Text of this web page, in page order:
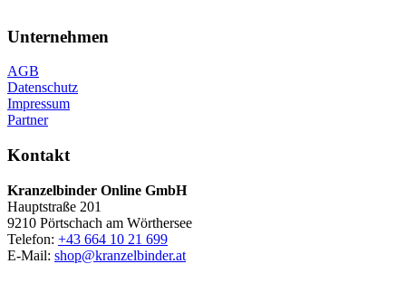
Unternehmen
AGB
Datenschutz
Impressum
Partner
Kontakt
Kranzelbinder Online GmbH
Hauptstraße 201
9210 Pörtschach am Wörthersee
Telefon: +43 664 10 21 699
E-Mail: shop@kranzelbinder.at